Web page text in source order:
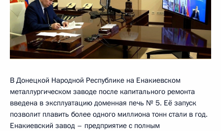
В Донецкой Народной Республике на Енакиевском
металлургическом заводе после капитального ремонта
введена в эксплуатацию доменная печь № 5. Её запуск
позволит плавить более одного миллиона тонн стали в год.
Енакиевский завод – предприятие с полным